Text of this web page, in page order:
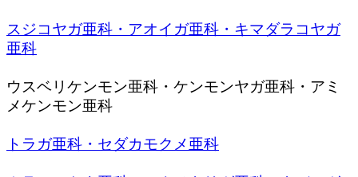
スジコヤガ亜科・アオイガ亜科・キマダラコヤガ
亜科
ウスベリケンモン亜科・ケンモンヤガ亜科・アミ
メケンモン亜科
トラガ亜科・セダカモクメ亜科